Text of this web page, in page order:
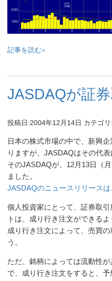
記事を読む
JASDAQが証
投稿日:2004年12月14日 カテゴリ:
日本の株式市場の中で、新興
りますが、JASDAQはその代表
そのJASDAQが、12月13日（
ました。
JASDAQのニュースリリースは
個人投資家にとって、証券取
トは、成り行き注文ができる
成り行き注文によって、売買
う。
ただ、銘柄によっては流動性
で、成り行き注文をすると、